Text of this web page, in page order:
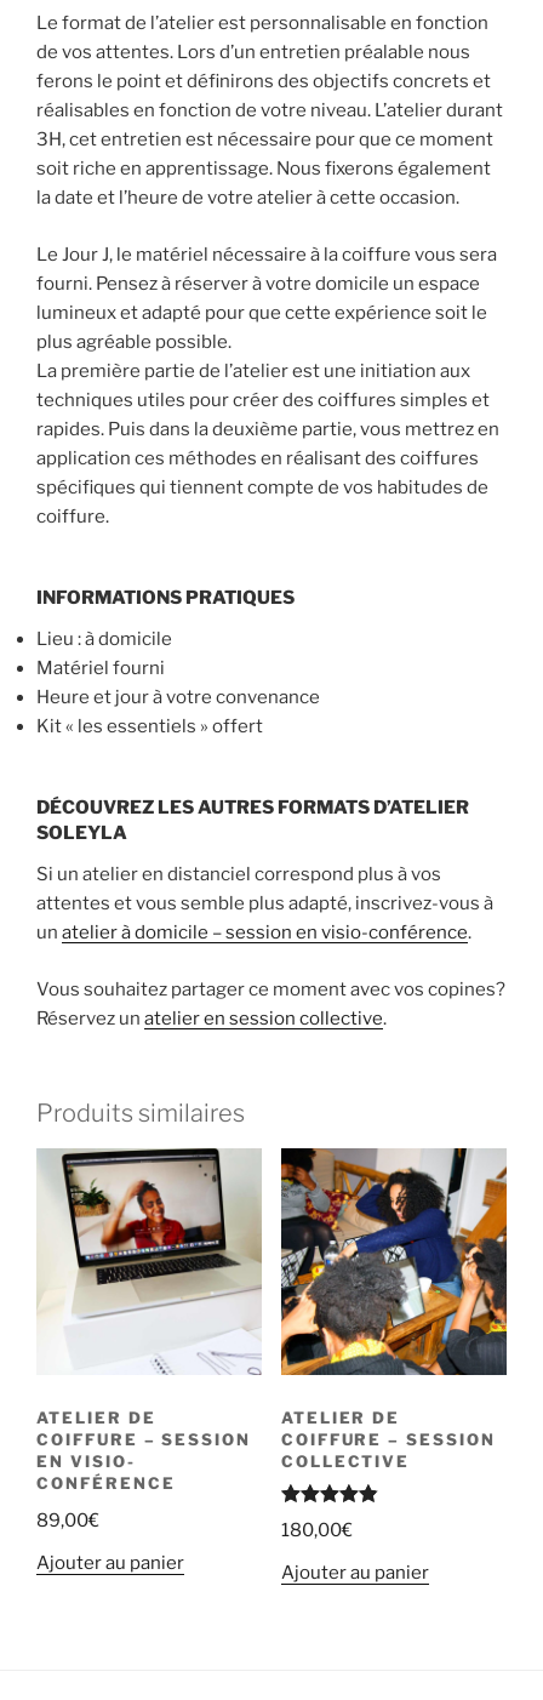
Le format de l’atelier est personnalisable en fonction
de vos attentes. Lors d’un entretien préalable nous
ferons le point et définirons des objectifs concrets et
réalisables en fonction de votre niveau. L’atelier durant
3H, cet entretien est nécessaire pour que ce moment
soit riche en apprentissage. Nous fixerons également
la date et l’heure de votre atelier à cette occasion.
Le Jour J, le matériel nécessaire à la coiffure vous sera
fourni. Pensez à réserver à votre domicile un espace
lumineux et adapté pour que cette expérience soit le
plus agréable possible.
La première partie de l’atelier est une initiation aux
techniques utiles pour créer des coiffures simples et
rapides. Puis dans la deuxième partie, vous mettrez en
application ces méthodes en réalisant des coiffures
spécifiques qui tiennent compte de vos habitudes de
coiffure.
INFORMATIONS PRATIQUES
Lieu : à domicile
Matériel fourni
Heure et jour à votre convenance
Kit « les essentiels » offert
DÉCOUVREZ LES AUTRES FORMATS D’ATELIER
SOLEYLA
Si un atelier en distanciel correspond plus à vos
attentes et vous semble plus adapté, inscrivez-vous à
un atelier à domicile – session en visio-conférence.
Vous souhaitez partager ce moment avec vos copines?
Réservez un atelier en session collective.
Produits similaires
ATELIER DE
COIFFURE – SESSION
EN VISIO-
CONFÉRENCE
89,00€
Ajouter au panier
ATELIER DE
COIFFURE – SESSION
COLLECTIVE
Note4.82
sur 5
180,00€
Ajouter au panier